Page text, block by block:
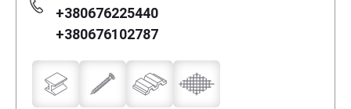
+380676225440
+380676102787